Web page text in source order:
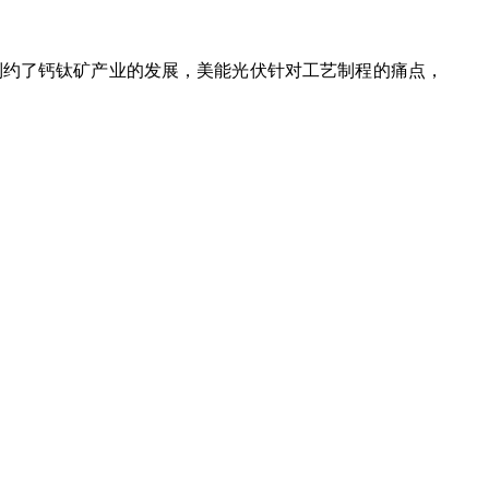
了钙钛矿产业的发展，美能光伏针对工艺制程的痛点，